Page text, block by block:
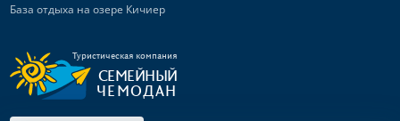
База отдыха на озере Кичиер
Туристическая компания
СЕМЕЙНЫЙ
ЧЕМОДАН